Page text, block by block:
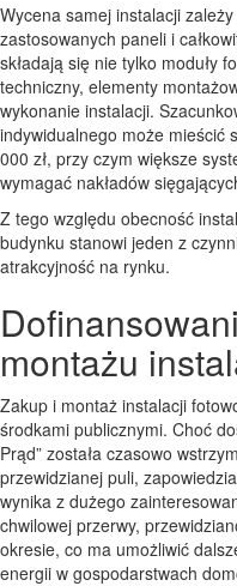
Wycena samej instalacji
zastosowanych paneli i
składają się nie tylko moduły
techniczny, elementy
wykonanie instalacji.
indywidualnego może mieścić
000 zł, przy czym większe
wymagać nakładów
Z tego względu obecność
budynku stanowi jeden z
atrakcyjność na rynku.
montażu
Zakup i montaż instalacji
środkami publicznymi. Choć
Prąd” została czasowo
przewidzianej puli,
wynika z dużego
chwilowej przerwy,
okresie, co ma umożliwić
energii w gospodarstwach